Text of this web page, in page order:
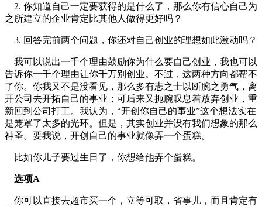
2. 你知道自己一定要获得的是什么了，那么你有信心自己为
之所建立的企业肯定比其他人做得更好吗？
3. 回答完前两个问题，你还对自己创业的理想如此激动吗？
我可以说出一千个理由鼓励你为什么要自己创业，我也可以
告诉你一千个理由让你千万别创业。不过，这两种方向都帮不
了你。你我又不是没看见，那么多有志之士以断腕之勇气，离
开公司去开拓自己的事业；可后来又扼腕叹息着放弃创业，重
新回到公司打工。我认为，“开创你自己的事业”这个想法实在
是笼罩了太多的光环。但是，其实创业并没有我们想象的那么
神圣。要我说，开创自己的事业就像弄一个蛋糕。
比如你儿子要过生日了，你想给他弄个蛋糕。
选项A
你可以直接去超市买一个，立等可取，省事儿，而且肯定有